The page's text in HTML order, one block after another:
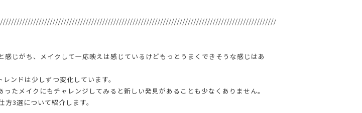
じがち、メイクして一応映えは感じているけどもっとうまくできそうな感じはあ
ンドは少しずつ変化しています。
たメイクにもチャレンジしてみると新しい発見があることも少なくありません。
3選について紹介します。